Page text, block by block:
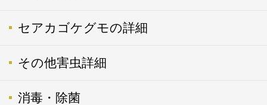
セアカゴケグモの詳細
その他害虫詳細
消毒・除菌